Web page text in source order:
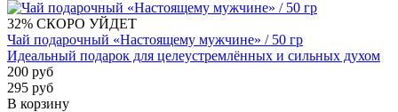
32% СКОРО УЙДЕТ
Чай подарочный «Настоящему мужчине» / 50 гр
Идеальный подарок для целеустремлённых и сильных духом
200 руб
295 руб
В корзину